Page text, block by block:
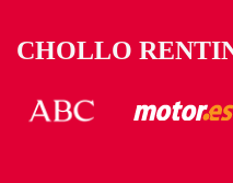
CHOLLO